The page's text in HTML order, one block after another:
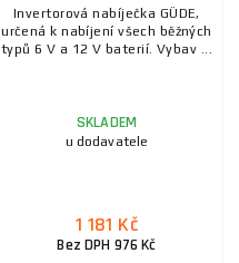
Invertorová nabíječka GÜDE,
určená k nabíjení všech běžných
typů 6 V a 12 V baterií. Vybav ...
SKLADEM
u dodavatele
1 181 Kč
Bez DPH 976 Kč